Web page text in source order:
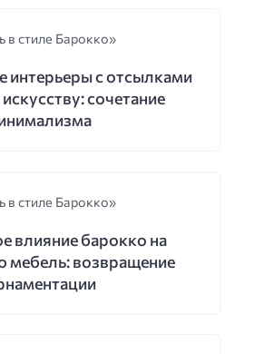
стиле Барокко»
интерьеры с отсылками
сочетание
стиле Барокко»
влияние барокко на
мебель: возвращение